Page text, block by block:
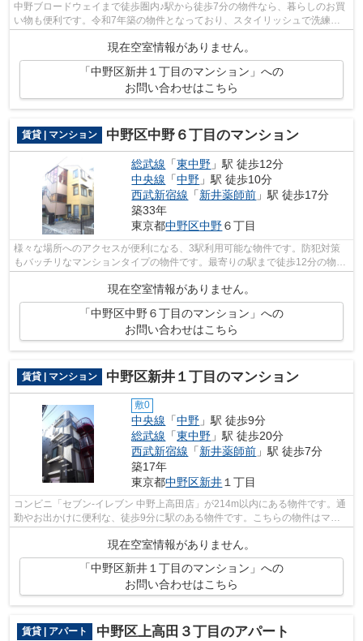
中野ブロードウェイまで徒歩圏内♪駅から徒歩7分の物件なら、暮らしのお買
い物も便利です。令和7年築の物件となっており、スタイリッシュで洗練さ
現在空室情報がありません。
「中野区新井１丁目のマンション」への
お問い合わせはこちら
賃貸 | マンション 中野区中野６丁目のマンション
総武線 「東中野 」駅 徒歩12分
中央線 「中野 」駅 徒歩10分
西武新宿線 「新井薬師前 」駅 徒歩17分
築33年
東京都中野区中野６丁目
様々な場所へのアクセスが便利になる、3駅利用可能な物件です。防犯対策
もバッチリなマンションタイプの物件です。最寄りの駅まで徒歩12分の物件
現在空室情報がありません。
「中野区中野６丁目のマンション」への
お問い合わせはこちら
賃貸 | マンション 中野区新井１丁目のマンション
敷0
中央線 「中野 」駅 徒歩9分
総武線 「東中野 」駅 徒歩20分
西武新宿線 「新井薬師前 」駅 徒歩7分
築17年
東京都中野区新井 １丁目
コンビニ「セブン‐イレブン 中野上高田店」が214m以内にある物件です。通
勤やお出かけに便利な、徒歩9分に駅のある物件です。こちらの物件はマン
ションです。アクセスで紹介する、中野...
現在空室情報がありません。
「中野区新井１丁目のマンション」への
お問い合わせはこちら
賃貸 | アパート 中野区上高田３丁目のアパート